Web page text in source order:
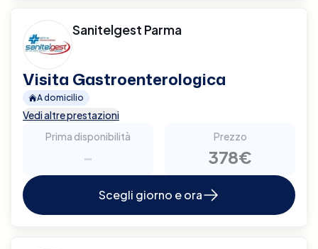
Sanitelgest Parma
Visita Gastroenterologica
A domicilio
Vedi altre prestazioni
Prima disponibilità
-
Prezzo
378€
Scegli giorno e ora